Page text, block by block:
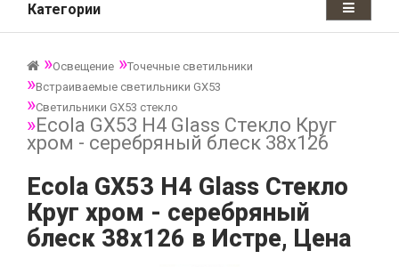
Категории
Освещение
Точечные светильники
Встраиваемые светильники GX53
Светильники GX53 стекло
Ecola GX53 H4 Glass Стекло Круг
хром - серебряный блеск 38x126
Ecola GX53 H4 Glass Стекло
Круг хром - серебряный
блеск 38x126 в Истре, Цена